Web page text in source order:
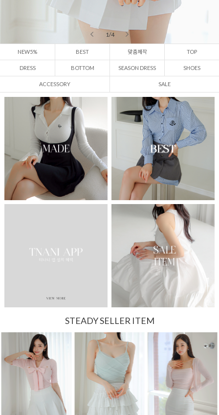
2 / 4
NEW5% BEST 맞춤제작 TOP
DRESS BOTTOM SEASON DRESS SHOES
ACCESSORY SALE
STEADY SELLER ITEM